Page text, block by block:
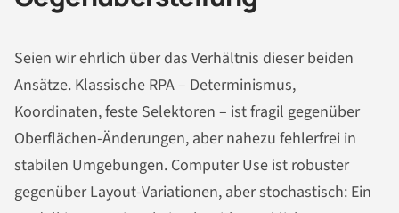
Seien wir ehrlich über das Verhältnis dieser beiden
Ansätze. Klassische RPA – Determinismus,
Koordinaten, feste Selektoren – ist fragil gegenüber
Oberflächen-Änderungen, aber nahezu fehlerfrei in
stabilen Umgebungen. Computer Use ist robuster
gegenüber Layout-Variationen, aber stochastisch: Ein